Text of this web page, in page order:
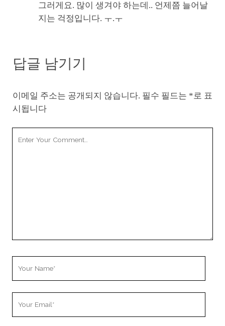
그러게요. 많이 생겨야 하는데.. 언제쯤 늘어날
지는 걱정입니다. ㅜ.ㅜ
답글 남기기
이메일 주소는 공개되지 않습니다. 필수 필드는 * 로 표
시됩니다